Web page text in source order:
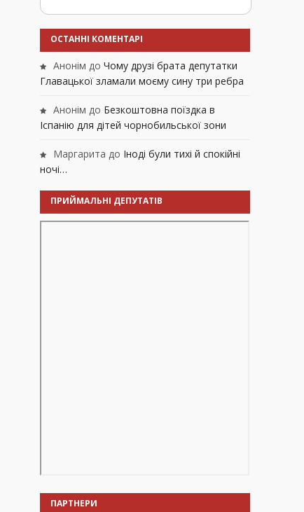
ОСТАННІ КОМЕНТАРІ
Анонім до Чому друзі брата депутатки
Главацької зламали моєму сину три ребра
Анонім до Безкоштовна поїздка в
Іспанію для дітей чорнобильської зони
Маргарита до Іноді були тихі й спокійні
ночі…
ПРИЙМАЛЬНІ ДЕПУТАТІВ
ПАРТНЕРИ